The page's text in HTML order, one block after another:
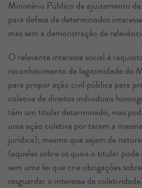
Ministério Público de ajuizamento
para defesa de determinados
mas sem a demonstração de
O relevante interesse social é
reconhecimento da legitimidade do
para propor ação civil pública para
coletiva de direitos individuais
têm um titular determinado, mas
uma ação coletiva por terem a
jurídica); mesmo que sejam de
(aqueles sobre os quais o titular
sem uma lei que crie obrigações
resguardar o interesse da